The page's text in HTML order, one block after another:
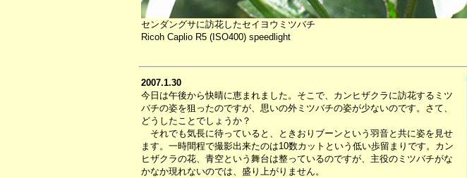
センダングサに訪花したセイヨウミツバチ
Ricoh Caplio R5 (ISO400) speedlight
2007.1.30
今日は午後から快晴に恵まれました。そこで、カンヒザクラに訪花するミツ
バチの姿を狙ったのですが、思いの外ミツバチの姿が少ないのです。さて、
どうしたことでしょうか？
それでも気長に待っていると、ときおりブーンという羽音と共に姿を見せ
ます。一時間程で撮影出来たのは10数カットという低い歩留まりです。カン
ヒザクラの花、青空という舞台は整っているのですが、主役のミツバチがな
かなか現れないのでは、盛り上がりません。